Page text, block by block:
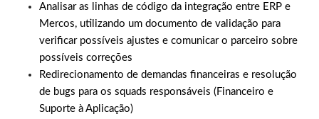
Analisar as linhas de código da integração entre ERP e
Mercos, utilizando um documento de validação para
verificar possíveis ajustes e comunicar o parceiro sobre
possíveis correções
Redirecionamento de demandas financeiras e resolução
de bugs para os squads responsáveis (Financeiro e
Suporte à Aplicação)